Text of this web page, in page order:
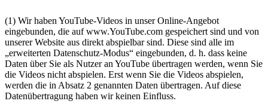
(1) Wir haben YouTube-Videos in unser Online-Angebot
eingebunden, die auf www.YouTube.com gespeichert sind und von
unserer Website aus direkt abspielbar sind. Diese sind alle im
„erweiterten Datenschutz-Modus“ eingebunden, d. h. dass keine
Daten über Sie als Nutzer an YouTube übertragen werden, wenn Sie
die Videos nicht abspielen. Erst wenn Sie die Videos abspielen,
werden die in Absatz 2 genannten Daten übertragen. Auf diese
Datenübertragung haben wir keinen Einfluss.